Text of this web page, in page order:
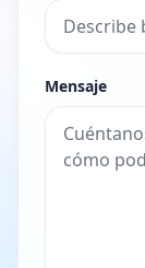
Mensaje